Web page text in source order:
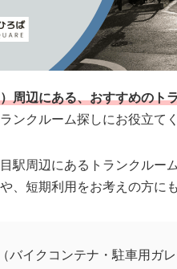
）周辺にある、おすすめのト
ンクルーム探しにお役立てく
駅周辺にあるトランクル
、短期利用をお考えの方に
イクコンテナ・駐車用ガレ